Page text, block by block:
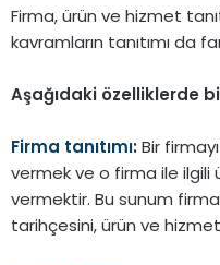
Firma, ürün ve hizmet
kavramların tanıtımı da
Aşağıdaki özelliklerde
Firma tanıtımı: Bir
vermek ve o firma ile ilgili
vermektir. Bu sunum
tarihçesini, ürün ve